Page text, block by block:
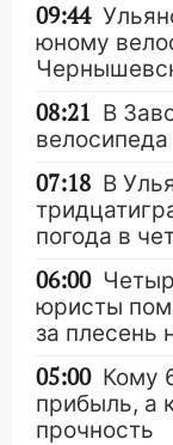
09:44
юному
08:21 В
велосипеда
07:18 В
погода в
06:00
юристы
за плесень
05:00 Кому
прибыль, а
прочность